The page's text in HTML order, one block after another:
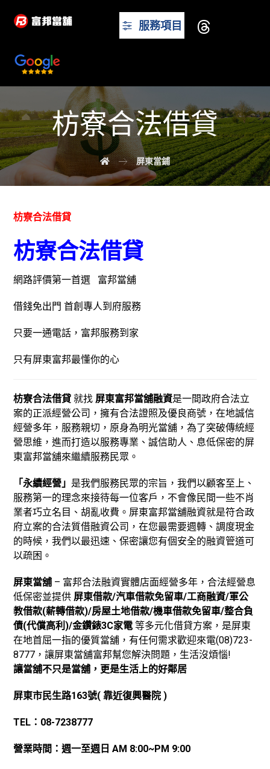
服務項目
枋寮合法借貸
屏東當鋪
枋寮合法借貸
枋寮合法借貸
網路評價第一首選 富邦當舖
借錢免出門 首創專人到府服務
只要一通電話，富邦服務到家
只有屏東富邦最懂你的心
枋寮合法借貸 就找 屏東富邦當舖融資是一間政府合法立
案的正派經營公司，擁有合法證照及優良商號，在地誠信
經營多年，服務親切，原身為明光當舖，為了突破傳統經
營思維，進而打造以服務專業、誠信助人、息低保密的屏
東富邦當舖來繼續服務民眾。
「永續經營」 是我們服務民眾的宗旨，我們以顧客至上、
服務第一的理念來接待每一位客戶，不會像民間一些不肖
業者巧立名目、胡亂收費。屏東富邦當舖融資就是符合政
府立案的合法質借融資公司，在您最需要週轉、調度現金
的時候，我們以最迅速、保密讓您有個安全的融資管道可
以疏困。
屏東當舖 – 富邦合法融資實體店面經營多年，合法經營息
低保密並提供 屏東借款/汽車借款免留車/工商融資/軍公
教借款(薪轉借款)/房屋土地借款/機車借款免留車/整合負
債(代償高利)/金鑽錶3C家電等多元化借貸方案，是屏東
在地首屈一指的優質當舖，有任何需求歡迎來電(08)723-
8777，讓屏東當舖富邦幫您解決問題，生活沒煩惱!
讓當舖不只是當舖，更是生活上的好鄰居
屏東市民生路163號( 靠近復興醫院 )
TEL ： 08-7238777
營業時間：週一至週日 AM 8:00~PM 9:00